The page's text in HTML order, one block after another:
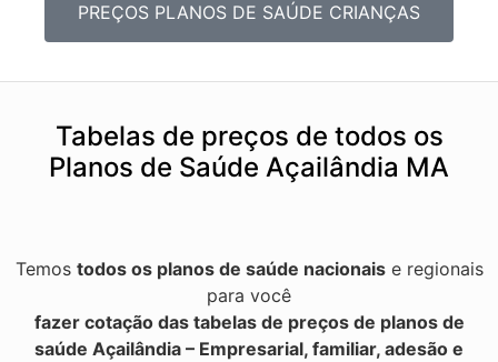
PREÇOS PLANOS DE SAÚDE CRIANÇAS
Tabelas de preços de todos os
Planos de Saúde Açailândia MA
Temos todos os planos de saúde nacionaise regionais
para você
fazer cotação das tabelas de preços de planos de
saúde Açailândia – Empresarial, familiar, adesão e